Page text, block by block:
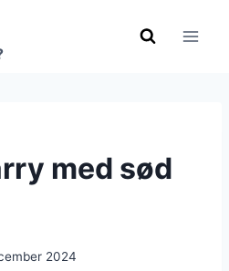
med sød
2024